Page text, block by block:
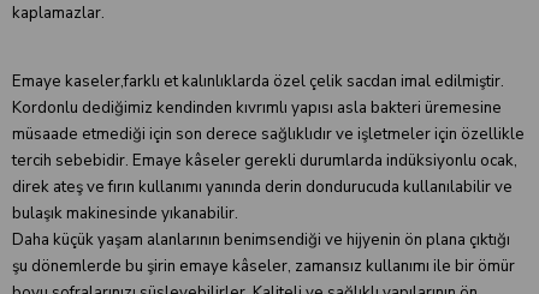
kaplamazlar.
Emaye kaseler,farklı et kalınlıklarda özel çelik sacdan imal edilmiştir.
Kordonlu dediğimiz kendinden kıvrımlı yapısı asla bakteri üremesine
müsaade etmediği için son derece sağlıklıdır ve işletmeler için özellikle
tercih sebebidir. Emaye kâseler gerekli durumlarda indüksiyonlu ocak,
direk ateş ve fırın kullanımı yanında derin dondurucuda kullanılabilir ve
bulaşık makinesinde yıkanabilir.
Daha küçük yaşam alanlarının benimsendiği ve hijyenin ön plana çıktığı
şu dönemlerde bu şirin emaye kâseler, zamansız kullanımı ile bir ömür